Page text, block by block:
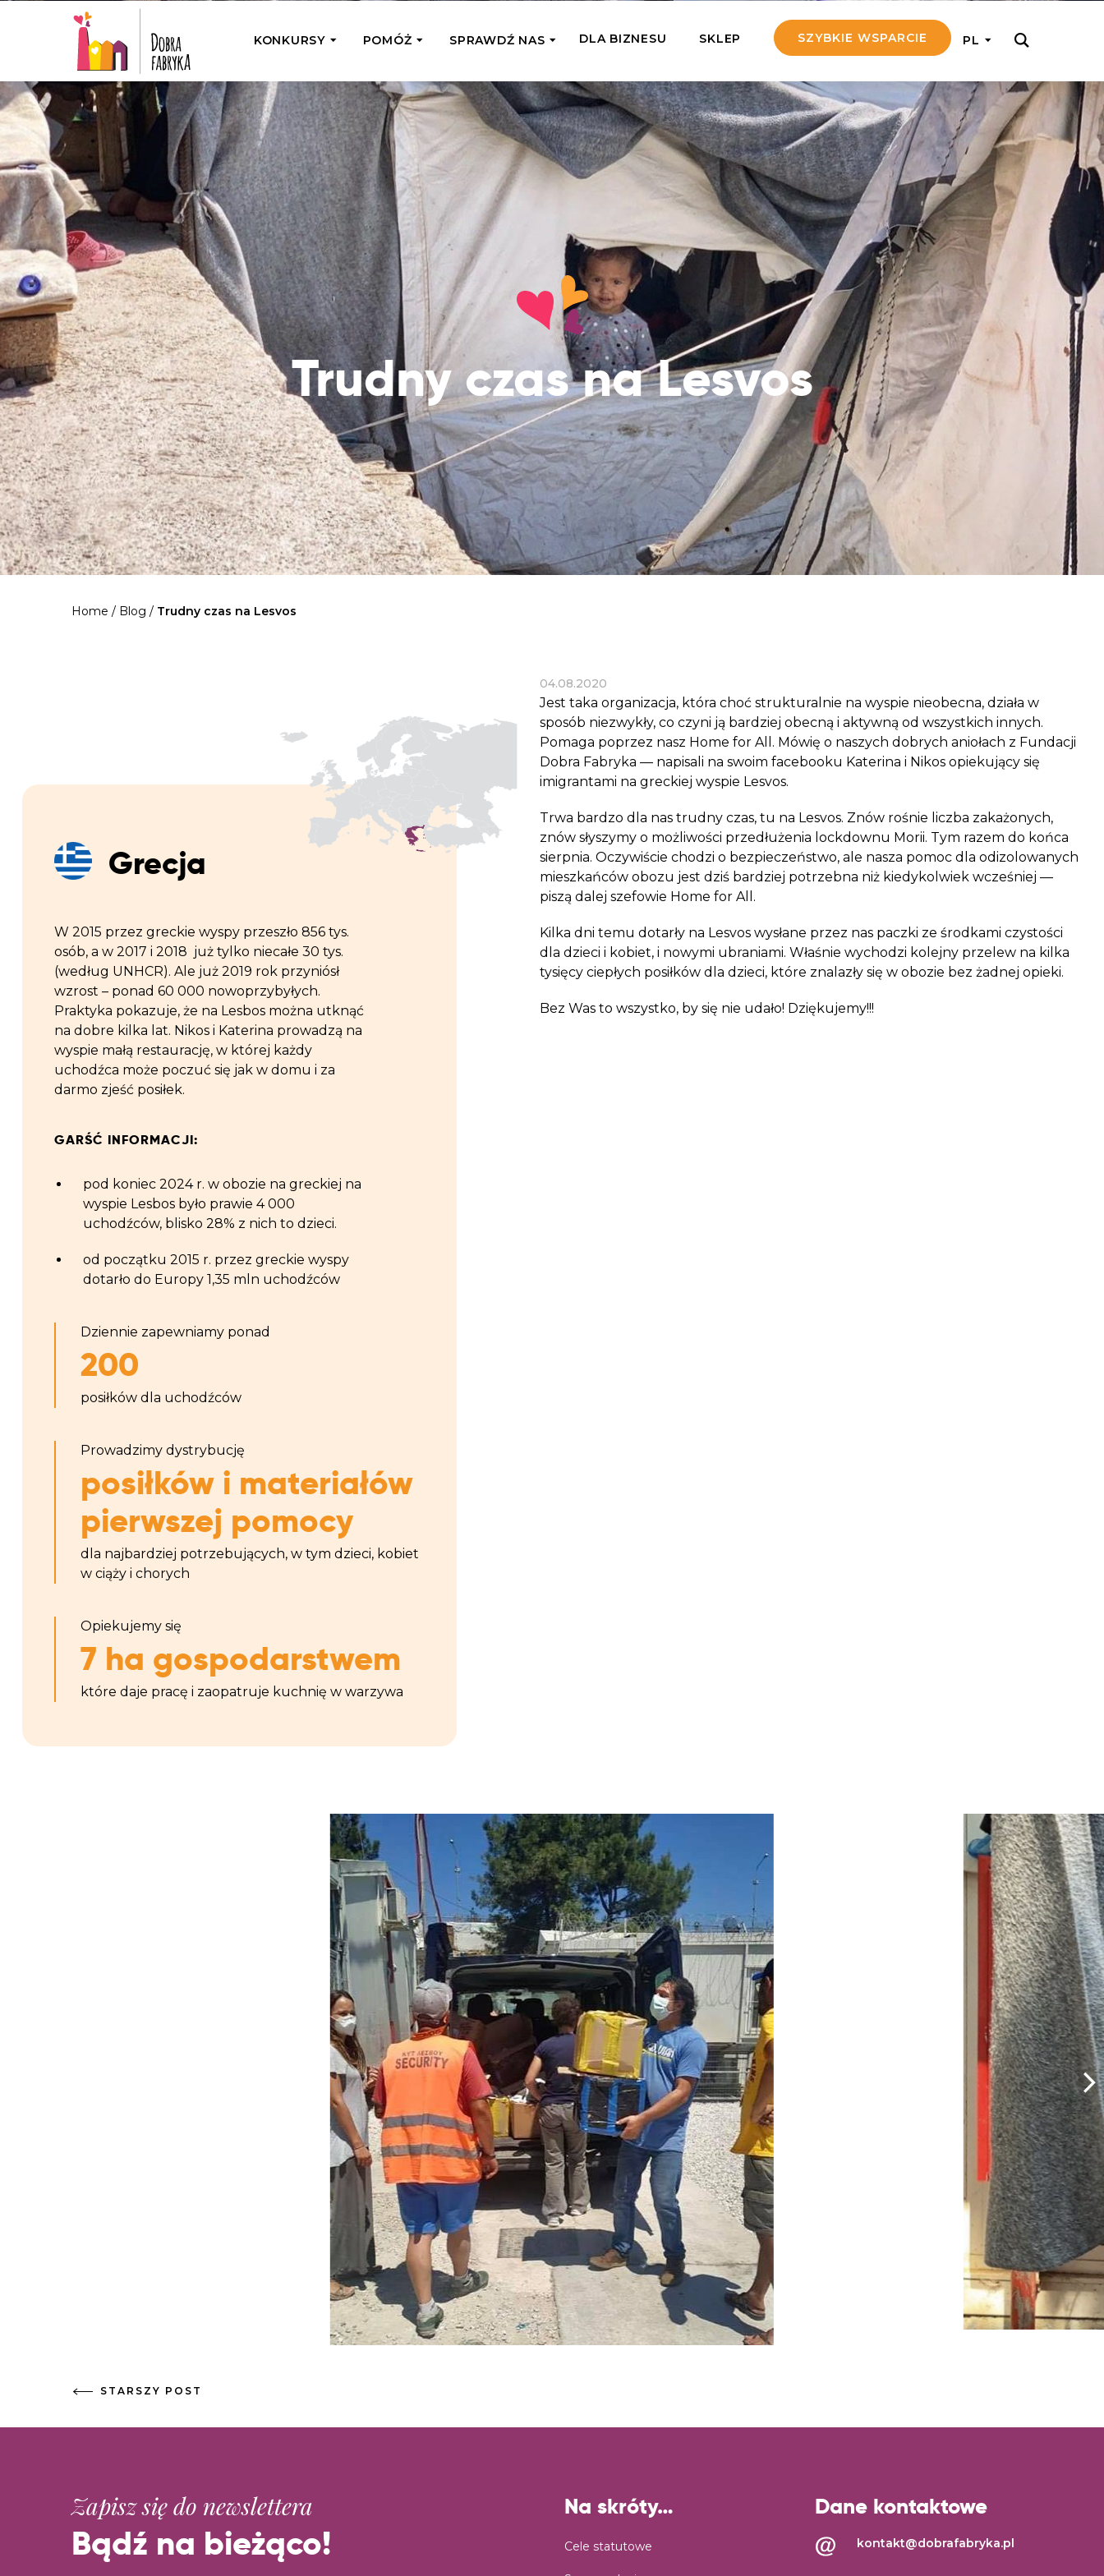
KONKURSY
Wyjedź z Nami
Odwiedź jedno z miejsc, w których
działamy
Przybij 5 w 7 Ogrodach
Wyjedź do Grecji z Michałem
Żakowskim z Radia 357
POMÓŻ
POMAGAM JEDNORAZOWO
Przekaż Kalorie
Podaruj dziecku posiłek z okazji Dnia
Dziecka
Podaruj 1,5%
Przekaż niewielką część swojego
podatku naszym podopiecznym
Pilna Pomoc
Przekaż pomoc tam, gdzie jest teraz
najbardziej potrzebna
Dobroczynne24
Zrób zakupy dla potrzebujących w
markecie z dobrymi uczynkami
Warzywniak Charbela
Zrób zakupy u niewidomego Charbela i
wspieraj Głodnych
WSPIERAM REGULARNIE
Przybij nam 5!
Pomagaj efektywnie, przekazując na
pomoc 5 zł tygodniowo
Adoptuj Seniora
Dołącz do rodziny Seniora, wspierając
go finansowo i emocjonalnie
Drużyny Aniołów
Wspieraj pracę konkretnego misjonarza
i pozostań z nim kontakcie
Wiatraczek dla Życia
Uratuj dziecko cierpiące z powodu
głodu i wspieraj edukację rodziców
SPRAWDŹ NAS
Zespół Fundacji
Poznaj listonoszy przekazanego przez
Ciebie wsparcia
Jak pomagamy
Karmimy, Leczymy, Uczymy, Dajemy
Pracę – sprawdź co to oznacza w
Co już zrobiliśmy
Przeczytaj historie ludzi, którym już
pomogliśmy
Gdzie działamy
Sprawdź listę miejsc, do których dociera
Twoja pomoc
Sprawozdania
Zweryfikuj, w jaki sposób wydajemy
przekazane Darowizny
Cele statutowe
Sprawdź cele naszej organizacji
Kontakt
DLA BIZNESU SKLEP SZYBKIE WSPARCIE PL
Trudny czas na Lesvos
Home / Blog / Trudny czas na Lesvos
Grecja
W 2015 przez greckie wyspy przeszło 856 tys.
osób, a w 2017 i 2018 już tylko niecałe 30 tys.
(według UNHCR). Ale już 2019 rok przyniósł
wzrost – ponad 60 000 nowoprzybyłych.
Praktyka pokazuje, że na Lesbos można utknąć
na dobre kilka lat. Nikos i Katerina prowadzą na
wyspie małą restaurację, w której każdy
uchodźca może poczuć się jak w domu i za
darmo zjeść posiłek.
GARŚĆ INFORMACJI:
pod koniec 2024 r. w obozie na greckiej na
wyspie Lesbos było prawie 4 000
uchodźców, blisko 28% z nich to dzieci.
od początku 2015 r. przez greckie wyspy
dotarło do Europy 1,35 mln uchodźców
Dziennie zapewniamy ponad
200
posiłków dla uchodźców
Prowadzimy dystrybucję
posiłków i materiałów
pierwszej pomocy
dla najbardziej potrzebujących, w tym dzieci, kobiet
w ciąży i chorych
Opiekujemy się
7 ha gospodarstwem
które daje pracę i zaopatruje kuchnię w warzywa
04.08.2020
Jest taka organizacja, która choć strukturalnie na wyspie nieobecna, działa w
sposób niezwykły, co czyni ją bardziej obecną i aktywną od wszystkich innych.
Pomaga poprzez nasz Home for All. Mówię o naszych dobrych aniołach z Fundacji
Dobra Fabryka — napisali na swoim facebooku Katerina i Nikos opiekujący się
imigrantami na greckiej wyspie Lesvos.
Trwa bardzo dla nas trudny czas, tu na Lesvos. Znów rośnie liczba zakażonych,
znów słyszymy o możliwości przedłużenia lockdownu Morii. Tym razem do końca
sierpnia. Oczywiście chodzi o bezpieczeństwo, ale nasza pomoc dla odizolowanych
mieszkańców obozu jest dziś bardziej potrzebna niż kiedykolwiek wcześniej —
piszą dalej szefowie Home for All.
Kilka dni temu dotarły na Lesvos wysłane przez nas paczki ze środkami czystości
dla dzieci i kobiet, i nowymi ubraniami. Właśnie wychodzi kolejny przelew na kilka
tysięcy ciepłych posiłków dla dzieci, które znalazły się w obozie bez żadnej opieki.
Bez Was to wszystko, by się nie udało! Dziękujemy!!!
STARSZY POST
Zapisz się do newslettera
Bądź na bieżąco!
Na skróty…
Cele statutowe
Dane kontaktowe
kontakt@dobrafabryka.pl